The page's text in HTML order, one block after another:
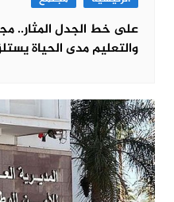
على خط الجدل المثار..
والتعليم مدى الحياة